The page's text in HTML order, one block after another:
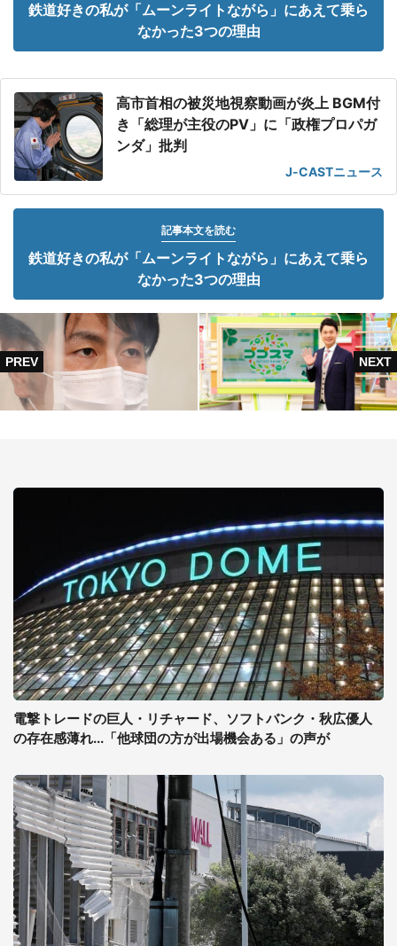
鉄道好きの私が「ムーンライトながら」にあえて乗ら
なかった3つの理由
高市首相の被災地視察動画が炎上 BGM付
き「総理が主役のPV」に「政権プロパガ
ンダ」批判
J-CASTニュース
記事本文を読む
鉄道好きの私が「ムーンライトながら」にあえて乗ら
なかった3つの理由
電撃トレードの巨人・リチャード、ソフトバンク・秋広優人
の存在感薄れ...「他球団の方が出場機会ある」の声が